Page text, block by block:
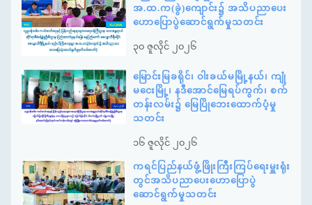
အ.ထ.က(ခွဲ)ကျောင်း၌ အသိပညာပေး
ဟောပြောပွဲဆောင်ရွက်မှုသတင်း
၃၀ ဇူလိုင် ၂၀၂၆
မြောင်းမြခရိုင်၊ ဝါးခယ်မမြို့နယ်၊ ကျုံ
မငေးမြို့၊ နဒီအောင်မြေရပ်ကွက်၊ စက်
တန်းလမ်း၌ မြေပြိုဘေးထောက်ပံ့မှု
သတင်း
၁၆ ဇူလိုင် ၂၀၂၆
ကရင်ပြည်နယ်ဖွံ့ဖြိုးကြီးကြပ်ရေးမှူးရုံး
တွင်အသိပညာပေးဟောပြောပွဲ
ဆောင်ရွက်မှုသတင်း